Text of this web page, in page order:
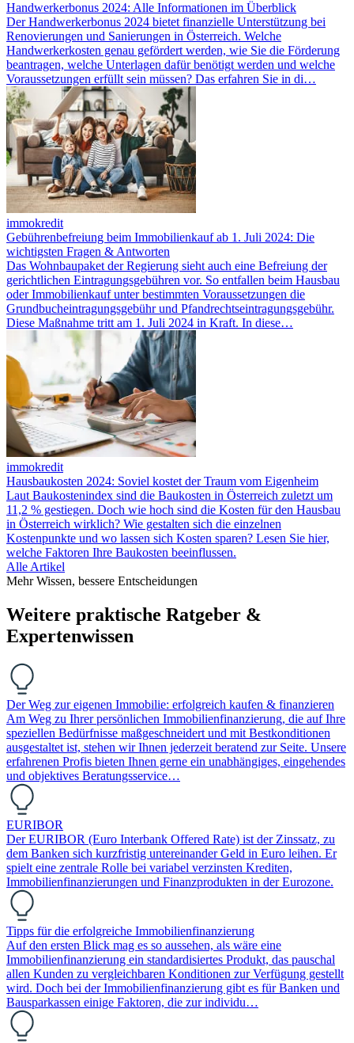
Handwerkerbonus 2024: Alle Informationen im Überblick
Der Handwerkerbonus 2024 bietet finanzielle Unterstützung bei
Renovierungen und Sanierungen in Österreich. Welche
Handwerkerkosten genau gefördert werden, wie Sie die Förderung
beantragen, welche Unterlagen dafür benötigt werden und welche
Voraussetzungen erfüllt sein müssen? Das erfahren Sie in di…
immokredit
Gebührenbefreiung beim Immobilienkauf ab 1. Juli 2024: Die
wichtigsten Fragen & Antworten
Das Wohnbaupaket der Regierung sieht auch eine Befreiung der
gerichtlichen Eintragungsgebühren vor. So entfallen beim Hausbau
oder Immobilienkauf unter bestimmten Voraussetzungen die
Grundbucheintragungsgebühr und Pfandrechtseintragungsgebühr.
Diese Maßnahme tritt am 1. Juli 2024 in Kraft. In diese…
immokredit
Hausbaukosten 2024: Soviel kostet der Traum vom Eigenheim
Laut Baukostenindex sind die Baukosten in Österreich zuletzt um
11,2 % gestiegen. Doch wie hoch sind die Kosten für den Hausbau
in Österreich wirklich? Wie gestalten sich die einzelnen
Kostenpunkte und wo lassen sich Kosten sparen? Lesen Sie hier,
welche Faktoren Ihre Baukosten beeinflussen.
Alle Artikel
Mehr Wissen, bessere Entscheidungen
Weitere praktische Ratgeber &
Expertenwissen
Der Weg zur eigenen Immobilie: erfolgreich kaufen & finanzieren
Am Weg zu Ihrer persönlichen Immobilienfinanzierung, die auf Ihre
speziellen Bedürfnisse maßgeschneidert und mit Bestkonditionen
ausgestaltet ist, stehen wir Ihnen jederzeit beratend zur Seite. Unsere
erfahrenen Profis bieten Ihnen gerne ein unabhängiges, eingehendes
und objektives Beratungsservice…
EURIBOR
Der EURIBOR (Euro Interbank Offered Rate) ist der Zinssatz, zu
dem Banken sich kurzfristig untereinander Geld in Euro leihen. Er
spielt eine zentrale Rolle bei variabel verzinsten Krediten,
Immobilienfinanzierungen und Finanzprodukten in der Eurozone.
Tipps für die erfolgreiche Immobilienfinanzierung
Auf den ersten Blick mag es so aussehen, als wäre eine
Immobilienfinanzierung ein standardisiertes Produkt, das pauschal
allen Kunden zu vergleichbaren Konditionen zur Verfügung gestellt
wird. Doch bei der Immobilienfinanzierung gibt es für Banken und
Bausparkassen einige Faktoren, die zur individu…